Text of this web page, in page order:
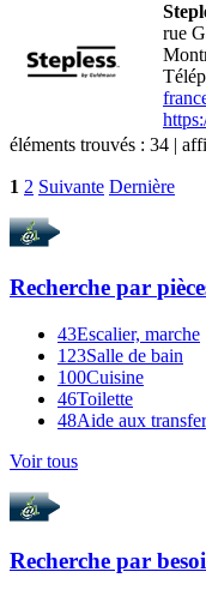
rue
éléments trouvés : 34 |
1 2 Suivante Dernière
Recherche par
43Escalier, marche
123Salle de bain
100Cuisine
46Toilette
48Aide aux
Voir tous
Recherche par